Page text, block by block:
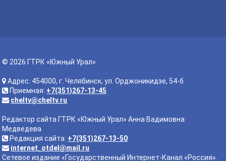
© 2026 ГТРК «Южный Урал»
Адрес: 454000, г. Челябинск, ул. Орджоникидзе, 54-б
Приемная: +7(351)267-13-45
cheltv@cheltv.ru
Редактор сайта ГТРК «Южный Урал» Анна Вадимовна
Медведева
Редакция сайта: +7(351)267-13-50
internet_otdel@mail.ru
Сетевое издание «Государственный Интернет-Канал «Россия».